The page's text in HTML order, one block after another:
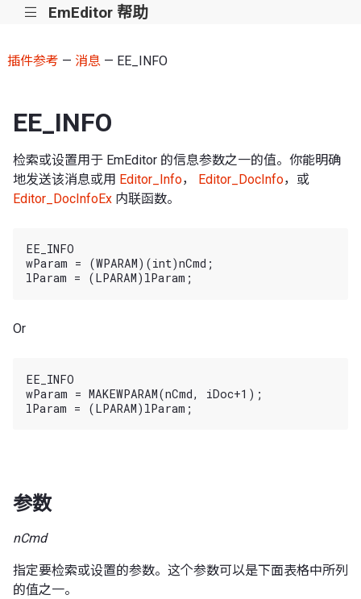
||| EmEditor 帮助
插件参考 — 消息— EE_INFO
EE_INFO
检索或设置用于 EmEditor 的信息参数之一的值。你能明确
地发送该消息或用 Editor_Info， Editor_DocInfo，或
Editor_DocInfoEx 内联函数。
EE_INFO
wParam = (WPARAM)(int)nCmd;
Or
EE_INFO
wParam = MAKEWPARAM(nCmd, iDoc+1);
参数
nCmd
指定要检索或设置的参数。这个参数可以是下面表格中所列
的值之一。